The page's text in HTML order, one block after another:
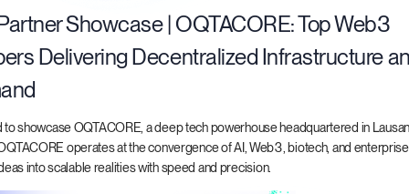
Showcase | OQTACORE: Top Web3
Delivering Decentralized Infrastructure
to showcase OQTACORE, a deep tech powerhouse headquartered in
operates at the convergence of AI, Web3, biotech, and
into scalable realities with speed and precision.